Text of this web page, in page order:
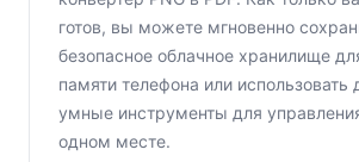
готов, вы можете мгновенно
безопасное облачное хранилище
памяти телефона или использовать
умные инструменты для
одном месте.